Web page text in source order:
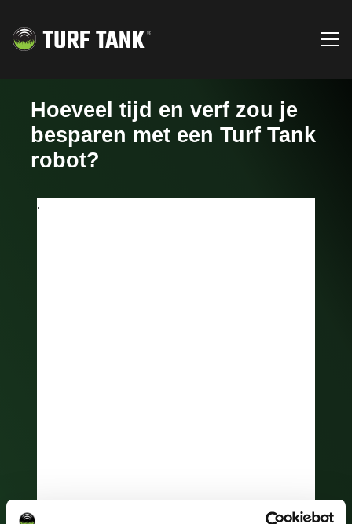
Hoeveel tijd en verf zou je
besparen met een Turf Tank
robot?